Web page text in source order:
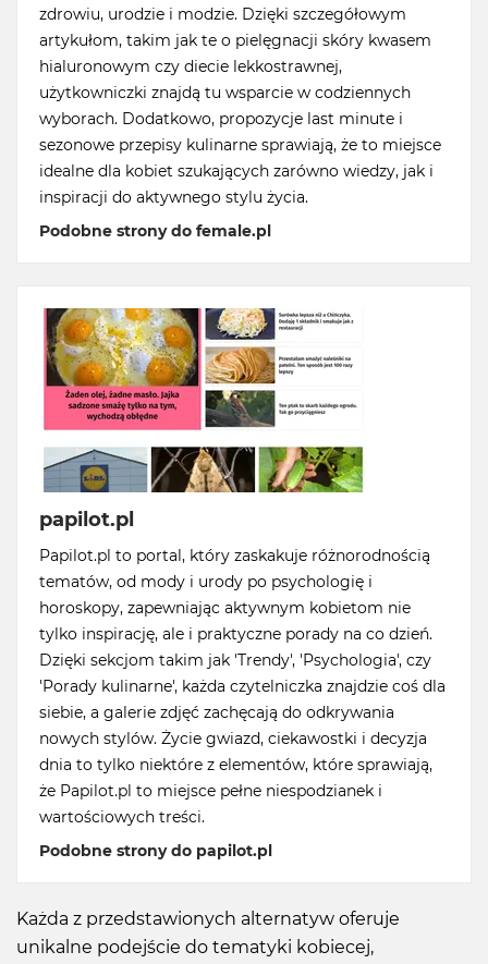
zdrowiu, urodzie i modzie. Dzięki szczegółowym
artykułom, takim jak te o pielęgnacji skóry kwasem
hialuronowym czy diecie lekkostrawnej,
użytkowniczki znajdą tu wsparcie w codziennych
wyborach. Dodatkowo, propozycje last minute i
sezonowe przepisy kulinarne sprawiają, że to miejsce
idealne dla kobiet szukających zarówno wiedzy, jak i
inspiracji do aktywnego stylu życia.
Podobne strony do female.pl
papilot.pl
Papilot.pl to portal, który zaskakuje różnorodnością
tematów, od mody i urody po psychologię i
horoskopy, zapewniając aktywnym kobietom nie
tylko inspirację, ale i praktyczne porady na co dzień.
Dzięki sekcjom takim jak 'Trendy', 'Psychologia', czy
'Porady kulinarne', każda czytelniczka znajdzie coś dla
siebie, a galerie zdjęć zachęcają do odkrywania
nowych stylów. Życie gwiazd, ciekawostki i decyzja
dnia to tylko niektóre z elementów, które sprawiają,
że Papilot.pl to miejsce pełne niespodzianek i
wartościowych treści.
Podobne strony do papilot.pl
Każda z przedstawionych alternatyw oferuje
unikalne podejście do tematyki kobiecej,